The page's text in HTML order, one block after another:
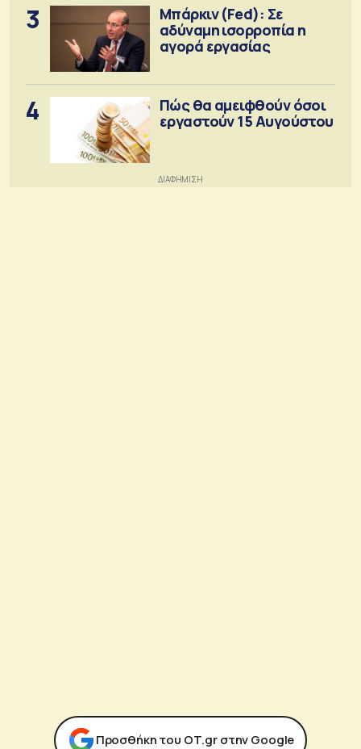
3
Μπάρκιν (Fed): Σε
αδύναμη ισορροπία η
αγορά εργασίας
4
Πώς θα αμειφθούν όσοι
εργαστούν 15 Αυγούστου
Προσθήκη του ΟΤ.gr στην Google